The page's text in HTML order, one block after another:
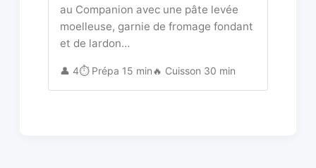
au Companion avec une pâte levée
moelleuse, garnie de fromage fondant
et de lardon…
👤 4⏱️ Prépa 15 min🔥 Cuisson 30 min